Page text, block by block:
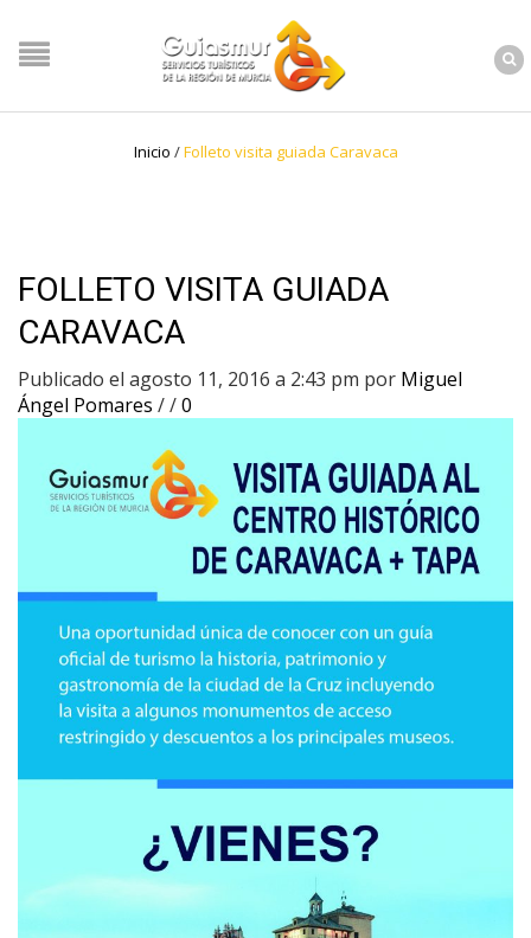
Inicio /Folleto visita guiada Caravaca
FOLLETO VISITA GUIADA
CARAVACA
Publicado el agosto 11, 2016 a 2:43 pm por Miguel
Ángel Pomares //0